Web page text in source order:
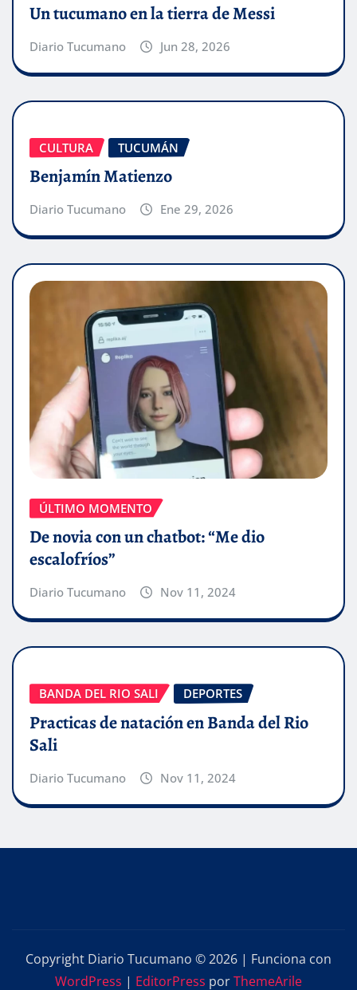
Un tucumano en la tierra de Messi
Diario Tucumano Jun 28, 2026
CULTURA TUCUMÁN
Benjamín Matienzo
Diario Tucumano Ene 29, 2026
ÚLTIMO MOMENTO
De novia con un chatbot: “Me dio
escalofríos”
Diario Tucumano Nov 11, 2024
BANDA DEL RIO SALI DEPORTES
Practicas de natación en Banda del Rio
Sali
Diario Tucumano Nov 11, 2024
Copyright Diario Tucumano © 2026 | Funciona con
WordPress | EditorPress porThemeArile